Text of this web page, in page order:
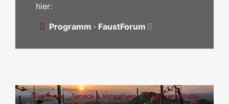
hier:
Programm · FaustForum
Startseite Service & Verwaltung
Stadtverwaltung